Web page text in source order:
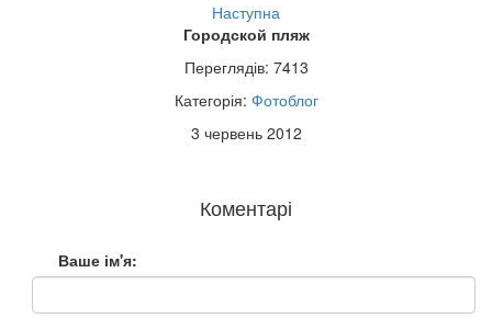
Наступна
Городской пляж
Переглядів: 7413
Категорія: Фотоблог
3 червень 2012
Коментарі
Ваше ім'я: